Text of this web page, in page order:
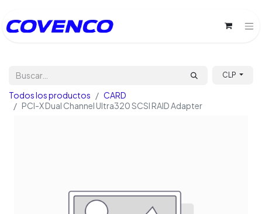
CLP
Todos los productos
CARD
PCI-X Dual Channel Ultra320 SCSI RAID Adapter